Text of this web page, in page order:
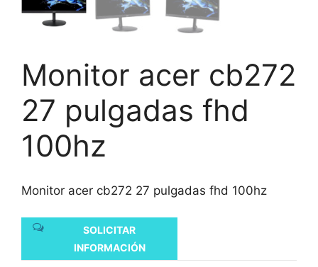
Monitor acer cb272
27 pulgadas fhd
100hz
Monitor acer cb272 27 pulgadas fhd 100hz
SOLICITAR
INFORMACIÓN